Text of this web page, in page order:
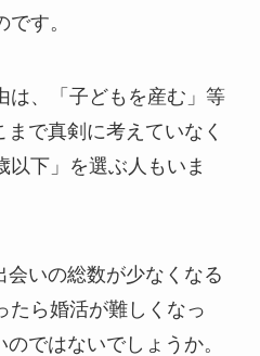
す。
は、「子どもを産む」等
で真剣に考えていなく
以下」を選ぶ人もいま
いの総数が少なくなる
たら婚活が難しくなっ
ではないでしょうか。